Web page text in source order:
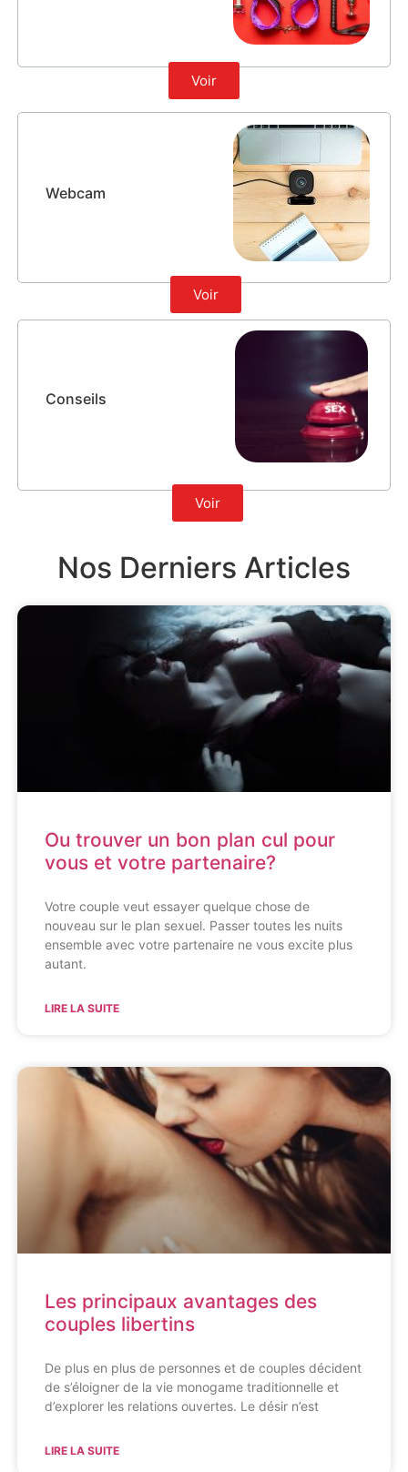
Voir
Webcam
Voir
Conseils
Voir
Nos Derniers Articles
Ou trouver un bon plan cul pour
vous et votre partenaire?
Votre couple veut essayer quelque chose de
nouveau sur le plan sexuel. Passer toutes les nuits
ensemble avec votre partenaire ne vous excite plus
autant.
LIRE LA SUITE
Les principaux avantages des
couples libertins
De plus en plus de personnes et de couples décident
de s’éloigner de la vie monogame traditionnelle et
d’explorer les relations ouvertes. Le désir n’est
LIRE LA SUITE